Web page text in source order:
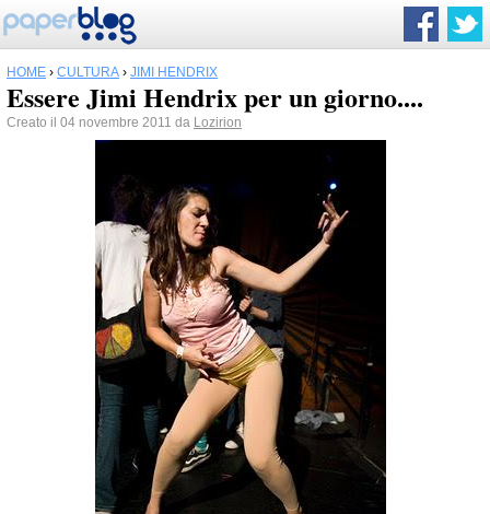
HOME › CULTURA › JIMI HENDRIX
Essere Jimi Hendrix per un giorno....
Creato il 04 novembre 2011 da Lozirion